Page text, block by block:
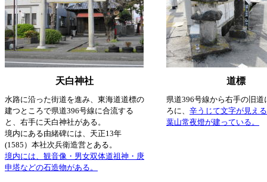
天白神社 道標
水路に沿った街道を進み、東海道道標の
建つところで県道396号線に合流する
と、右手に天白神社がある。
境内にある由緒碑には、天正13年
(1585）本社次兵衛造営とある。
境内には、観音像・男女双体道祖神・庚
申塔などの石造物がある。
県道396号線から右手の旧道
ろに、 辛うじて文字が見え
葉山常夜燈が建っている。